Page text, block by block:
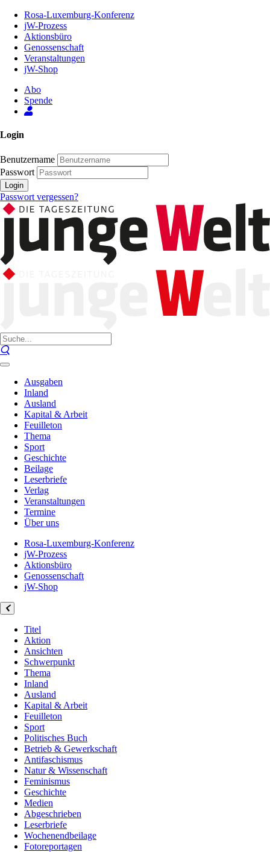
Inhalt
Seite
Rosa-Luxemburg-Konferenz
jW-Prozess
Aktionsbüro
Genossenschaft
Veranstaltungen
jW-Shop
Abo
Spende
Login
Benutzername
Passwort
Login
Passwort vergessen?
Ausgaben
Inland
Ausland
Kapital & Arbeit
Feuilleton
Thema
Sport
Geschichte
Beilage
Leserbriefe
Verlag
Veranstaltungen
Termine
Über uns
Rosa-Luxemburg-Konferenz
jW-Prozess
Aktionsbüro
Genossenschaft
jW-Shop
Titel
Aktion
Ansichten
Schwerpunkt
Thema
Inland
Ausland
Kapital & Arbeit
Feuilleton
Sport
Politisches Buch
Betrieb & Gewerkschaft
Antifaschismus
Natur & Wissenschaft
Feminismus
Geschichte
Medien
Abgeschrieben
Leserbriefe
Wochenendbeilage
Fotoreportagen